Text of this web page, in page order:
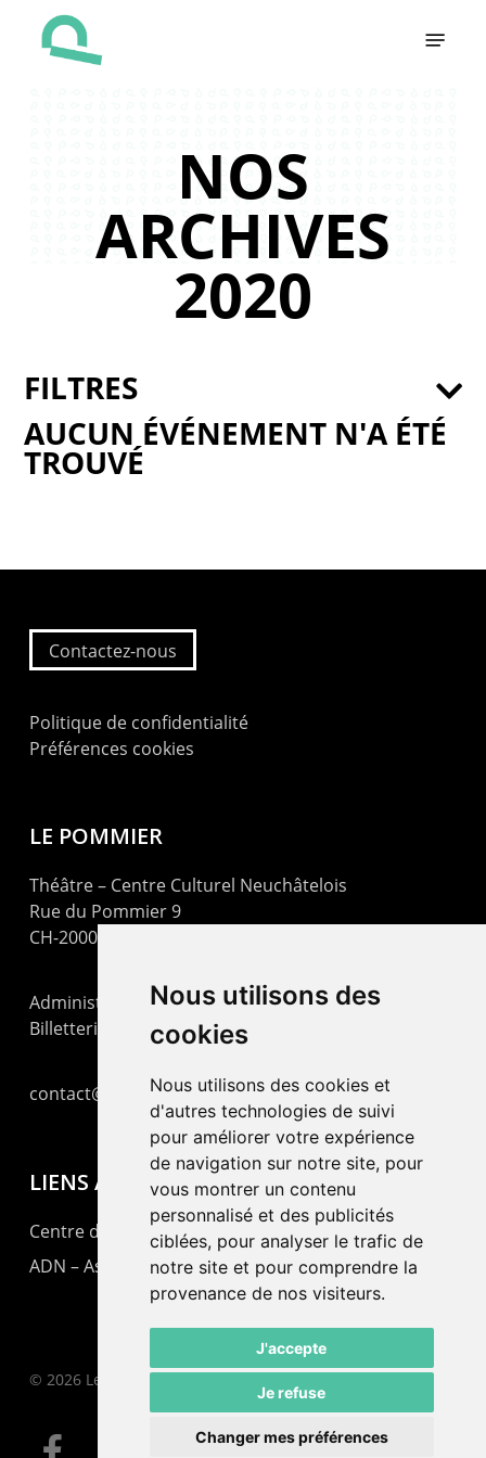
Nous utilisons des
cookies
Nous utilisons des cookies et
d'autres technologies de suivi
pour améliorer votre expérience
de navigation sur notre site, pour
vous montrer un contenu
personnalisé et des publicités
ciblées, pour analyser le trafic de
notre site et pour comprendre la
provenance de nos visiteurs.
J'accepte
Je refuse
Changer mes préférences
NOS
ARCHIVES
2020
AUCUN ÉVÉNEMENT N'A ÉTÉ
TROUVÉ
FILTRES
Contactez-nous
Politique de confidentialité
Préférences cookies
LE POMMIER
Théâtre – Centre Culturel Neuchâtelois
Rue du Pommier 9
CH-2000 Neuchâtel
Administration : +41 32 725 03 03
Billetterie : +41 32 725 05 05
contact@lepommier.ch
LIENS AMIS
Centre de culture ABC
ADN – Association Danse Neuchâtel
© 2026 Le Pommier.
facebook email